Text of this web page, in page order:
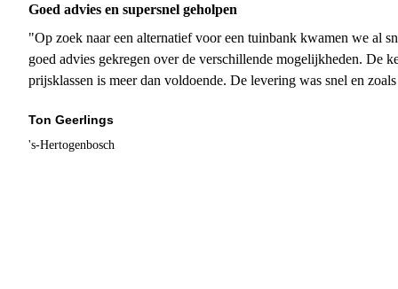
Goed advies en supersnel geholpen
"Op zoek naar een alternatief voor een tuinbank kwamen we al
goed advies gekregen over de verschillende mogelijkheden. De
prijsklassen is meer dan voldoende. De levering was snel en
Ton Geerlings
's-Hertogenbosch